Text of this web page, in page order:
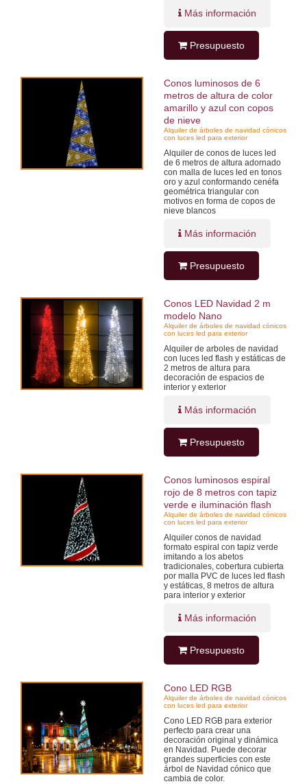
Más información
Presupuesto
Conos luminosos de 6
metros de altura de color
amarillo y azul con copos
de nieve
Alquiler de árboles de navidad cónicos
con luces led para exterior
Alquiler de conos de luces led
de 6 metros de altura adornado
con malla de luces led en tonos
oro y azul conformando cenéfa
geométrica triangular con
motivos en forma de copos de
nieve blancos
Más información
Presupuesto
Conos LED Navidad 2 m
modelo Nano
Alquiler de árboles de navidad cónicos
con luces led para exterior
Alquiler de arboles de navidad
con luces led flash y estáticas de
2 metros de altura para
decoración de espacios de
interior y exterior
Más información
Presupuesto
Conos luminosos espiral
rojo de 8 metros con tapiz
verde e iluminación flash
Alquiler de árboles de navidad cónicos
con luces led para exterior
Alquiler conos de navidad
formato espiral con tapiz verde
imitando a los abetos
tradicionales, cobertura cubierta
por malla PVC de luces led flash
y estáticas, 8 metros de altura
para interior y exterior
Más información
Presupuesto
Cono LED RGB
Alquiler de árboles de navidad cónicos
con luces led para exterior
Cono LED RGB para exterior
perfecto para crear una
decoración original y dinámica
en Navidad. Puede decorar
grandes superficies con este
árbol de Navidad cónico que
cambia de color.